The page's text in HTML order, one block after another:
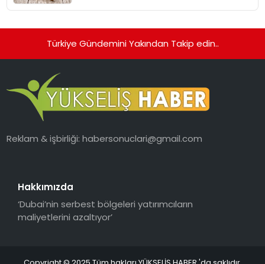
Türkiye Gündemini Yakından Takip edin..
Reklam & işbirliği:habersonuclari@gmail.com
Hakkımızda
‘Dubai’nin serbest bölgeleri yatırımcıların
maliyetlerini azaltıyor’